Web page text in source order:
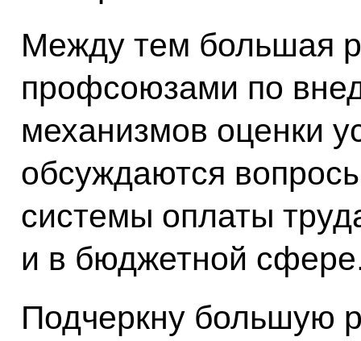
Между тем большая
профсоюзами по
механизмов оценки
обсуждаются
системы оплаты
и в бюджетной
Подчеркну большую